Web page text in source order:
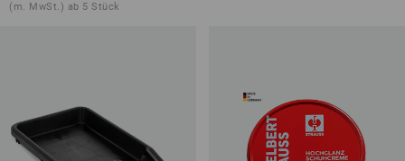
(m. MwSt.) ab 5 Stück